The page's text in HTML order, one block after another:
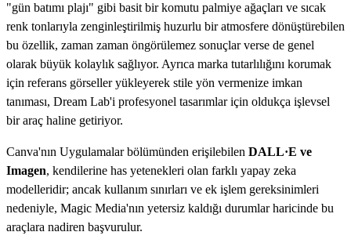
"gün batımı plajı" gibi basit bir komutu palmiye ağaçları ve sıcak
renk tonlarıyla zenginleştirilmiş huzurlu bir atmosfere dönüştürebilen
bu özellik, zaman zaman öngörülemez sonuçlar verse de genel
olarak büyük kolaylık sağlıyor. Ayrıca marka tutarlılığını korumak
için referans görseller yükleyerek stile yön vermenize imkan
tanıması, Dream Lab'i profesyonel tasarımlar için oldukça işlevsel
bir araç haline getiriyor.
Canva'nın Uygulamalar bölümünden erişilebilen DALL·E ve
Imagen, kendilerine has yetenekleri olan farklı yapay zeka
modelleridir; ancak kullanım sınırları ve ek işlem gereksinimleri
nedeniyle, Magic Media'nın yetersiz kaldığı durumlar haricinde bu
araçlara nadiren başvurulur.